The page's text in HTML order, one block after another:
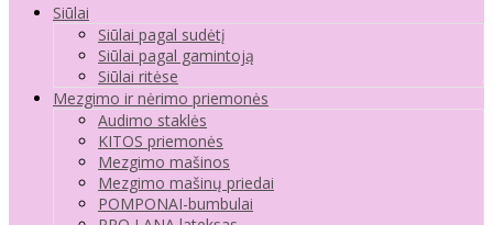
Siūlai
Siūlai pagal sudėtį
Siūlai pagal gamintoją
Siūlai ritėse
Mezgimo ir nėrimo priemonės
Audimo staklės
KITOS priemonės
Mezgimo mašinos
Mezgimo mašinų priedai
POMPONAI-bumbulai